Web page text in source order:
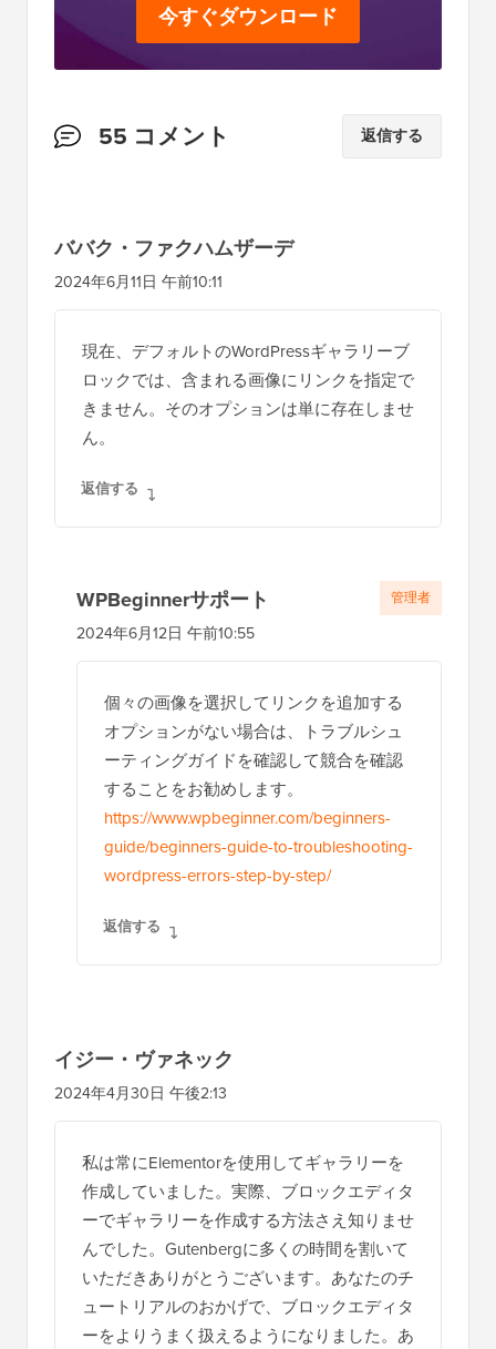
今すぐダウンロード
読
の
イ
ン
55 コメント 返信する
ババク・ファクハムザーデ
2024年6月11日 午前10:11
現在、デフォルトのWordPressギャラリーブ
ロックでは、含まれる画像にリンクを指定で
きません。そのオプションは単に存在しませ
ん。
返信する
WPBeginnerサポート
2024年6月12日 午前10:55
個々の画像を選択してリンクを追加する
オプションがない場合は、トラブルシュ
ーティングガイドを確認して競合を確認
することをお勧めします。
https://www.wpbeginner.com/beginners-
guide/beginners-guide-to-troubleshooting-
wordpress-errors-step-by-step/
返信する
管理者
イジー・ヴァネック
2024年4月30日 午後2:13
私は常にElementorを使用してギャラリーを
作成していました。実際、ブロックエディタ
ーでギャラリーを作成する方法さえ知りませ
んでした。Gutenbergに多くの時間を割いて
いただきありがとうございます。あなたのチ
ュートリアルのおかげで、ブロックエディタ
ーをよりうまく扱えるようになりました。あ